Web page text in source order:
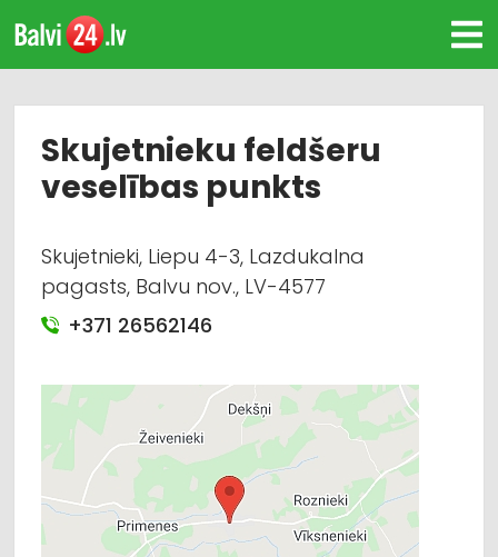
Skujetnieku feldšeru
veselības punkts
Skujetnieki, Liepu 4-3, Lazdukalna
pagasts, Balvu nov., LV-4577
+371 26562146